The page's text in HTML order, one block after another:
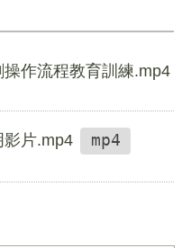
作流程教育訓練.mp4
片.mp4
mp4